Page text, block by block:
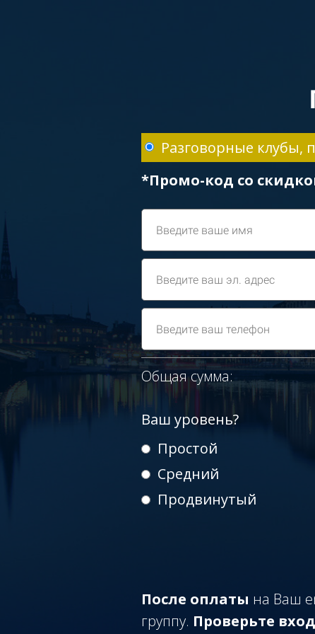
Разговорные клубы,
*Промо-код со
Общая сумма:
Ваш уровень?
Простой
Средний
Продвинутый
После оплаты на Ваш
группу. Проверьте